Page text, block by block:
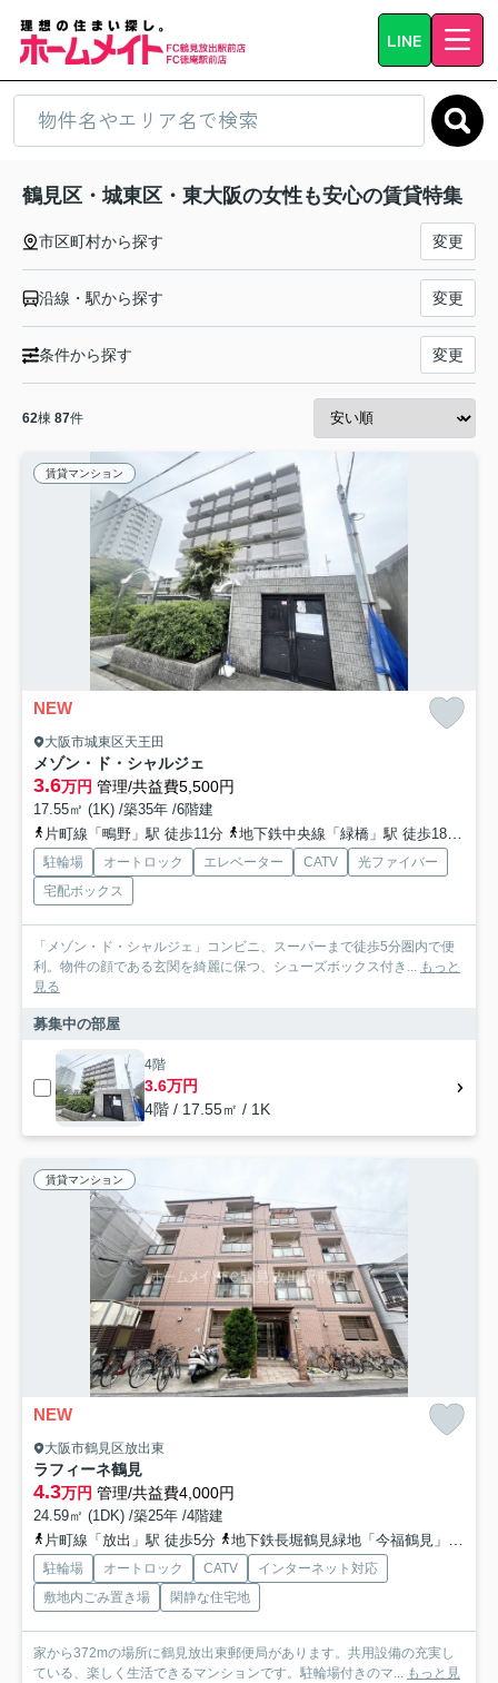
LINE
鶴見区・城東区・東大阪の女性も安心の賃貸特集
市区町村から探す 変更
沿線・駅から探す 変更
条件から探す 変更
62棟 87件
賃貸マンション
NEW
大阪市城東区天王田
メゾン・ド・シャルジェ
3.6万円 管理/共益費5,500円
17.55㎡ (1K) /築35年 /6階建
片町線「鴫野」駅 徒歩11分
地下鉄中央線「緑橋」駅 徒歩18分
駐輪場 オートロック エレベーター CATV
光ファイバー
宅配ボックス
「メゾン・ド・シャルジェ」コンビニ、スーパーまで徒歩5分圏内で便
利。物件の顔である玄関を綺麗に保つ、シューズボックス付き... もっと
見る
募集中の部屋
4階
3.6万円
4階 / 17.55㎡ / 1K
賃貸マンション
NEW
大阪市鶴見区放出東
ラフィーネ鶴見
4.3万円 管理/共益費4,000円
24.59㎡ (1DK) /築25年 /4階建
片町線「放出」駅 徒歩5分
地下鉄長堀鶴見緑地「今福鶴見」駅 徒歩21分
駐輪場 オートロック CATV
インターネット対応
敷地内ごみ置き場
閑静な住宅地
家から372mの場所に鶴見放出東郵便局があります。共用設備の充実し
ている、楽しく生活できるマンションです。駐輪場付きのマ... もっと見